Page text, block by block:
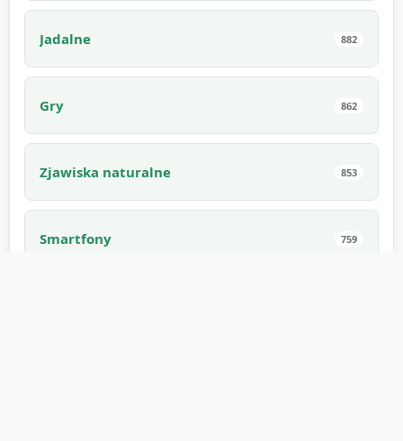
Jadalne 882
Gry 862
Zjawiska naturalne 853
Smartfony 759